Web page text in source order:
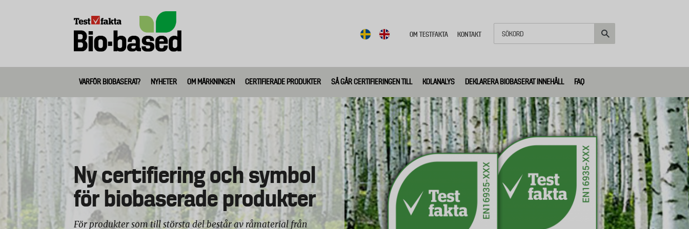
menu
OM TESTFAKTA KONTAKT
Biobased
VARFÖR BIOBASERAT? NYHETER OM MÄRKNINGEN CERTIFIERADE PRODUKTER SÅ GÅR CERTIFIERINGEN TILL KOLANALYS DEKLARERA BIOBASERAT INNEHÅLL FAQ
Ny certifiering och symbol
för biobaserade produkter
För produkter som till största del består av råmaterial från
Främjar utvecklingen av
fossilfria produkter och
förpackningar
Guidar köparen till mer
hållbara alternativ
Produkter som klarar kraven för certifiering får märkas med